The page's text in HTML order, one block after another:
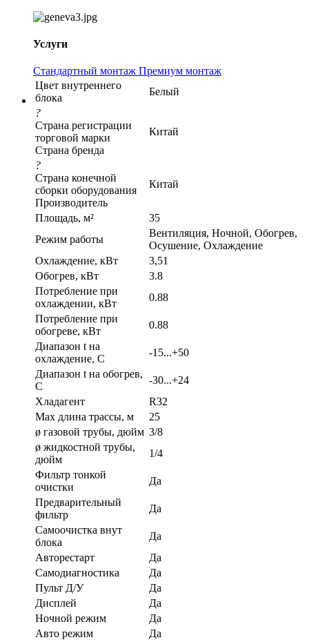
Услуги
Стандартный монтаж Премиум монтаж
Цвет внутреннего
блока
Белый
?
Страна регистрации
торговой марки
Страна бренда
Китай
?
Страна конечной
сборки оборудования
Производитель
Китай
Площадь, м²
35
Режим работы
Вентиляция, Ночной, Обогрев,
Осушение, Охлаждение
Охлаждение, кВт
3,51
Обогрев, кВт
3.8
Потребление при
охлаждении, кВт
0.88
Потребление при
обогреве, кВт
0.88
Диапазон t на
охлаждение, С
-15...+50
Диапазон t на обогрев,
С
-30...+24
Хладагент
R32
Max длина трассы, м
25
ø газовой трубы, дюйм 3/8
ø жидкостной трубы,
дюйм
1/4
Фильтр тонкой
очистки
Да
Предварительный
фильтр
Да
Самоочистка внут
блока
Да
Авторестарт
Да
Самодиагностика
Да
Пульт Д/У
Да
Дисплей
Да
Ночной режим
Да
Авто режим
Да